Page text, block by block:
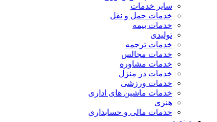
سایر خدمات
خدمات حمل و نقل
خدمات بیمه
تولیدی
خدمات ترجمه
خدمات مجالس
خدمات مشاوره
خدمات در منزل
خدمات ورزشی
خدمات ماشین های اداری
هنری
خدمات مالی و حسابداری